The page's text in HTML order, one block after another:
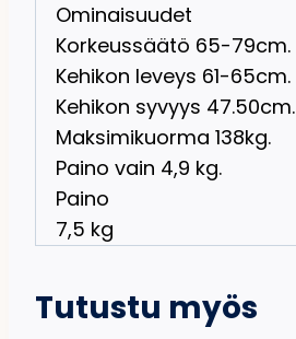
Ominaisuudet
Korkeussäätö 65-79cm.
Kehikon leveys 61-65cm.
Kehikon syvyys 47.50cm.
Maksimikuorma 138kg.
Paino vain 4,9 kg.
Paino
7,5 kg
Tutustu myös